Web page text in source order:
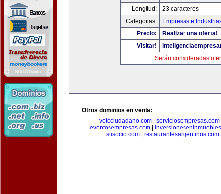
Longitud:
23 caracteres
Categorias:
Empresas e
Precio:
Realizar una oferta!
Visitar!
Serán consideradas
Otros dominios en venta:
votociudadano.com| serviciosempresas.com
eventosempresas.com
susocio.com
restaurantesargentinos.com